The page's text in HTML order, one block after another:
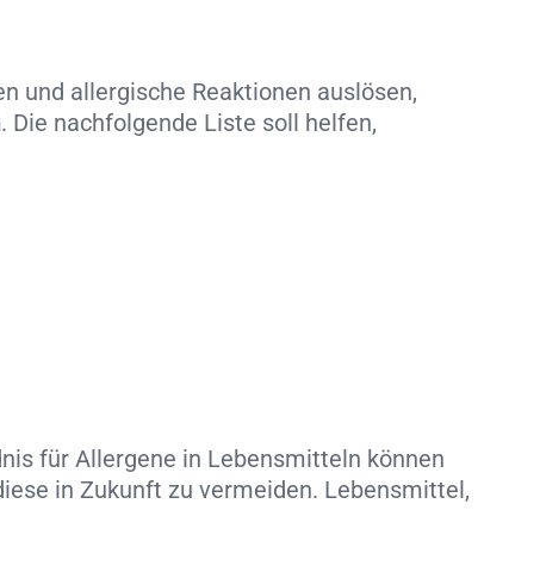
und allergische Reaktionen auslösen,
. Die nachfolgende Liste soll helfen,
für Allergene in Lebensmitteln können
in Zukunft zu vermeiden. Lebensmittel,